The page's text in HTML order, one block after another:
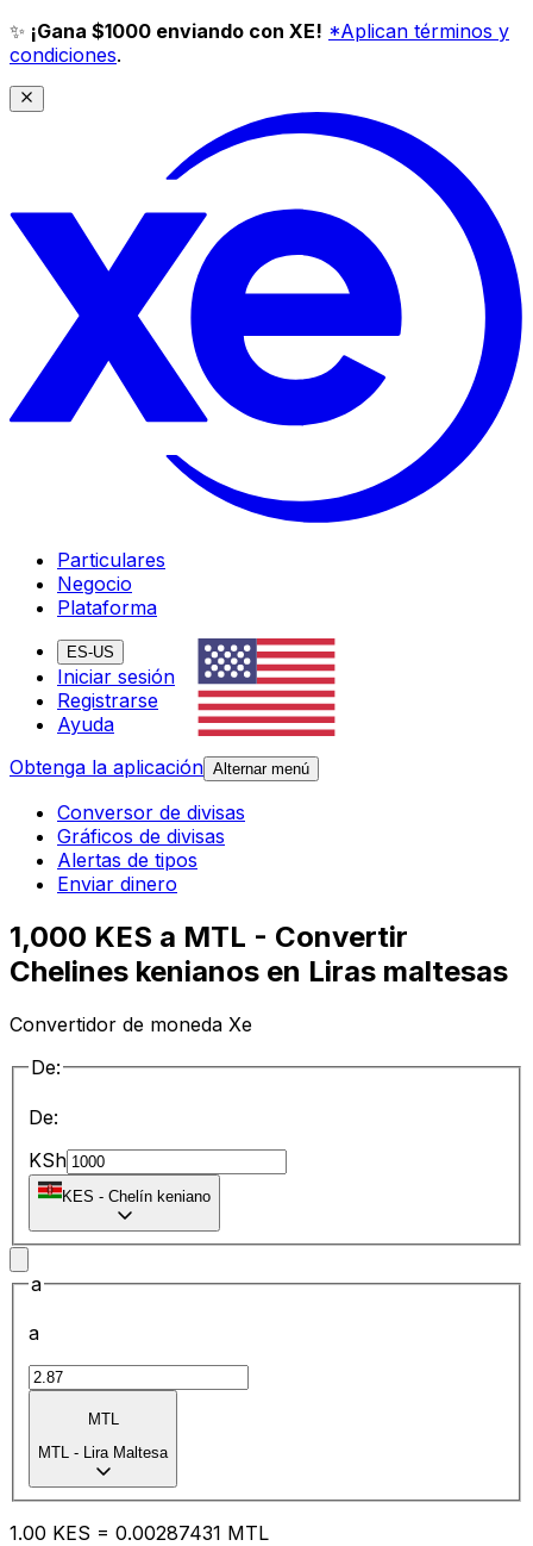
✨ ¡Gana $1000 enviando con XE! *Aplican términos y
condiciones.
Particulares
Negocio
Plataforma
ES-US
Iniciar sesión
Registrarse
Ayuda
Obtenga la aplicación Alternar menú
Conversor de divisas
Gráficos de divisas
Alertas de tipos
Enviar dinero
1,000 KES a MTL - Convertir
Chelines kenianos en Liras maltesas
Convertidor de moneda Xe
De:
De:
KSh
KES - Chelín keniano
a
a
MTL
MTL - Lira Maltesa
1.00 KES = 0.00287431 MTL